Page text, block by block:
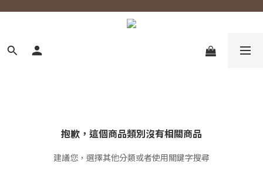
抱歉，這個商品類別沒有相關商品
建議您，選擇其他分類或者使用關鍵字搜尋